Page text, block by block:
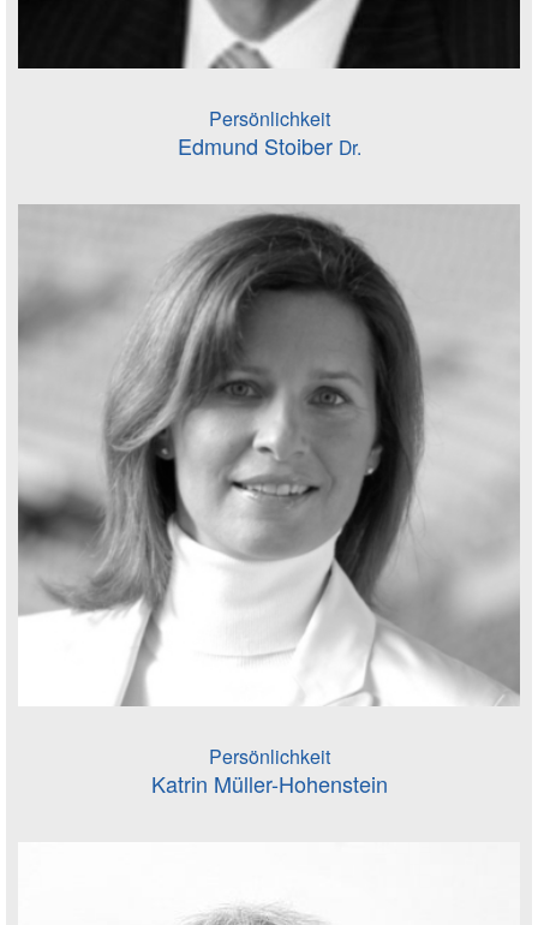
Persönlichkeit
Edmund Stoiber Dr.
Persönlichkeit
Katrin Müller-Hohenstein